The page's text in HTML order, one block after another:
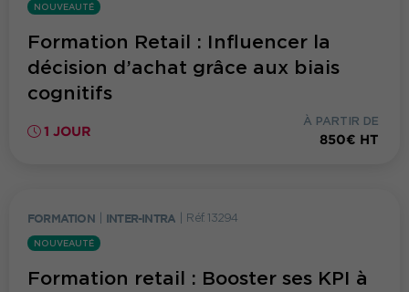
NOUVEAUTÉ
Formation Retail : Influencer la
décision d’achat grâce aux biais
cognitifs
1 JOUR
À PARTIR DE
850€ HT
FORMATION INTER-INTRA Réf. 13294
NOUVEAUTÉ
Formation retail : Booster ses KPI à